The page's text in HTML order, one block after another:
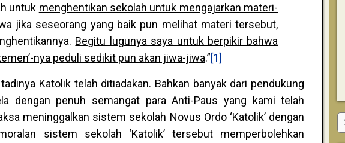
untuk menghentikan sekolah untuk mengajarkan materi-
jika seseorang yang baik pun melihat materi tersebut,
Begitu lugunya saya untuk berpikir bahwa
’-nya peduli sedikit pun akan jiwa-jiwa.”[1]
Katolik telah ditiadakan. Bahkan banyak dari pendukung
dengan penuh semangat para Anti-Paus yang kami telah
meninggalkan sistem sekolah Novus Ordo ‘Katolik’ dengan
sistem sekolah ‘Katolik’ tersebut memperbolehkan